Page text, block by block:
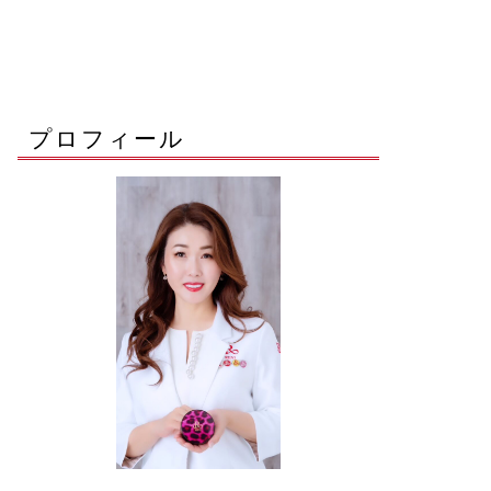
プロフィール